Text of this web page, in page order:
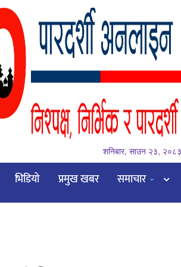
शनिबार, साउन २३, २०८३
भिडियो प्रमुख खबर समाचार